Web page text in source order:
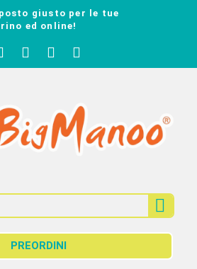
giusto per le tue
ed online!
PREORDINI